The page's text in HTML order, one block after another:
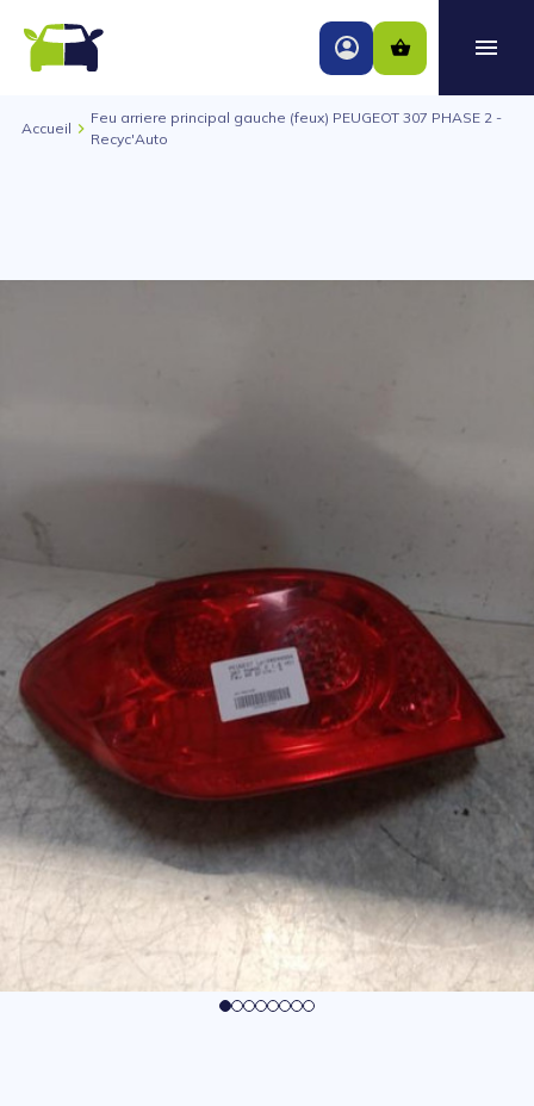
Accueil
Feu arriere principal gauche (feux) PEUGEOT 307 PHASE 2 -
Recyc'Auto